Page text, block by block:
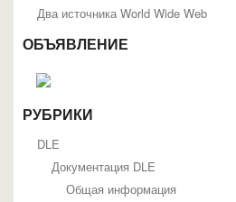
Два источника World Wide Web
ОБЪЯВЛЕНИЕ
РУБРИКИ
DLE
Документация DLE
Общая информация